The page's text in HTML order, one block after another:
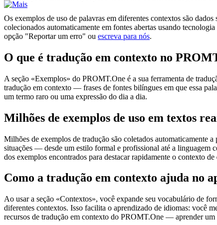
Os exemplos de uso de palavras em diferentes contextos são
colecionados automaticamente em fontes abertas usando
opção "Reportar um erro" ou escreva para nós.
O que é tradução em contexto no
A seção «Exemplos» do PROMT.One é a sua ferramenta de
tradução em contexto — frases de fontes bilíngues em que essa
um termo raro ou uma expressão do dia a dia.
Milhões de exemplos de uso em textos
Milhões de exemplos de tradução são coletados automaticamente
situações — desde um estilo formal e profissional até a linguagem
dos exemplos encontrados para destacar rapidamente o contexto de
Como a tradução em contexto ajuda no
Ao usar a seção «Contextos», você expande seu vocabulário de
diferentes contextos. Isso facilita o aprendizado de idiomas: você
recursos de tradução em contexto do PROMT.One — aprender